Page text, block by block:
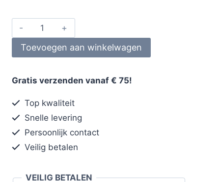
Toevoegen aan winkelwagen
Gratis verzenden vanaf € 75!
Top kwaliteit
Snelle levering
Persoonlijk contact
Veilig betalen
VEILIG BETALEN